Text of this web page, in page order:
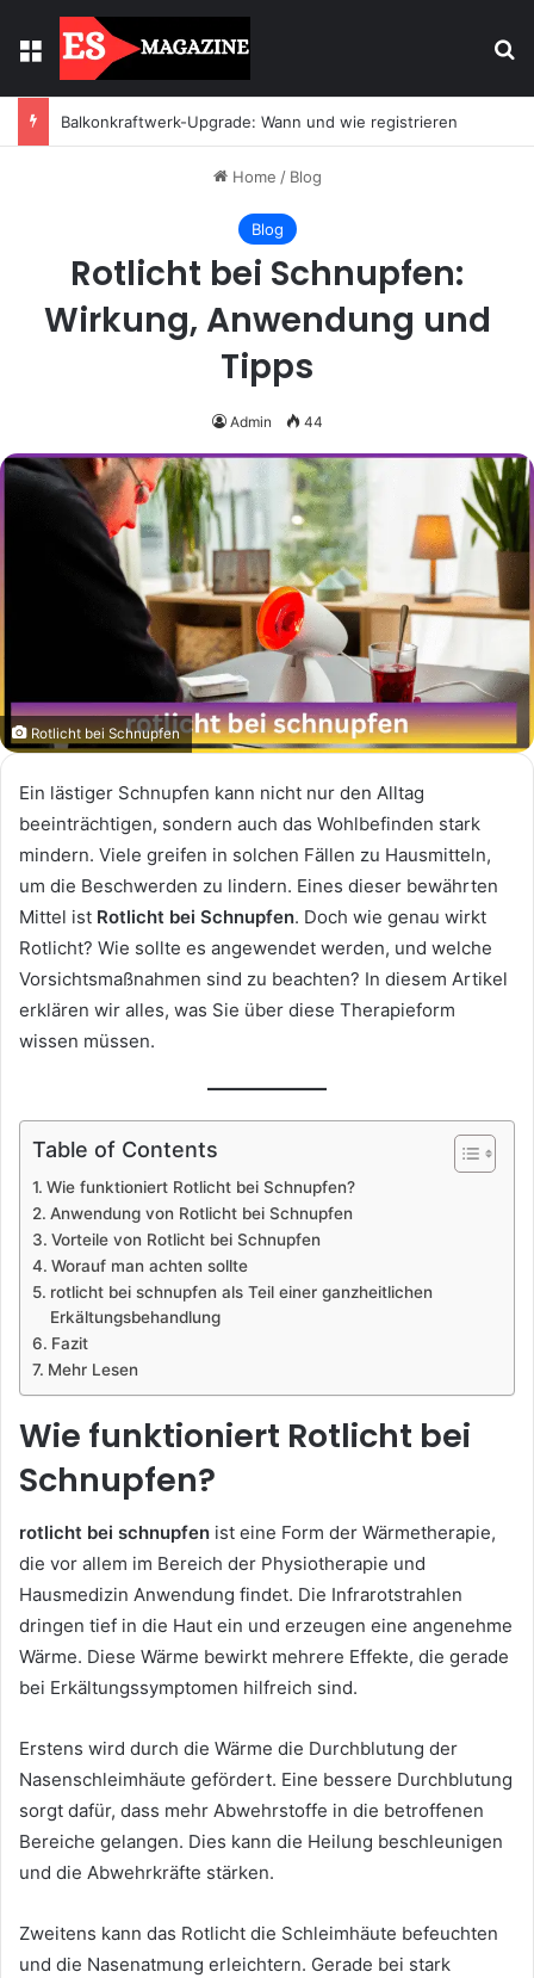
Menu
Balkonkraftwerk-Upgrade: Wann und wie registrieren
Home / Blog
Blog
Rotlicht bei Schnupfen:
Wirkung, Anwendung und
Tipps
Admin 44
Rotlicht bei Schnupfen
Ein lästiger Schnupfen kann nicht nur den Alltag
beeinträchtigen, sondern auch das Wohlbefinden stark
mindern. Viele greifen in solchen Fällen zu Hausmitteln,
um die Beschwerden zu lindern. Eines dieser bewährten
Mittel ist Rotlicht bei Schnupfen. Doch wie genau wirkt
Rotlicht? Wie sollte es angewendet werden, und welche
Vorsichtsmaßnahmen sind zu beachten? In diesem Artikel
erklären wir alles, was Sie über diese Therapieform
wissen müssen.
Table of Contents
Wie funktioniert Rotlicht bei Schnupfen?
Anwendung von Rotlicht bei Schnupfen
Vorteile von Rotlicht bei Schnupfen
Worauf man achten sollte
rotlicht bei schnupfen als Teil einer ganzheitlichen
Erkältungsbehandlung
Fazit
Mehr Lesen
Wie funktioniert Rotlicht bei
Schnupfen?
rotlicht bei schnupfen ist eine Form der Wärmetherapie,
die vor allem im Bereich der Physiotherapie und
Hausmedizin Anwendung findet. Die Infrarotstrahlen
dringen tief in die Haut ein und erzeugen eine angenehme
Wärme. Diese Wärme bewirkt mehrere Effekte, die gerade
bei Erkältungssymptomen hilfreich sind.
Erstens wird durch die Wärme die Durchblutung der
Nasenschleimhäute gefördert. Eine bessere Durchblutung
sorgt dafür, dass mehr Abwehrstoffe in die betroffenen
Bereiche gelangen. Dies kann die Heilung beschleunigen
und die Abwehrkräfte stärken.
Zweitens kann das Rotlicht die Schleimhäute befeuchten
und die Nasenatmung erleichtern. Gerade bei stark